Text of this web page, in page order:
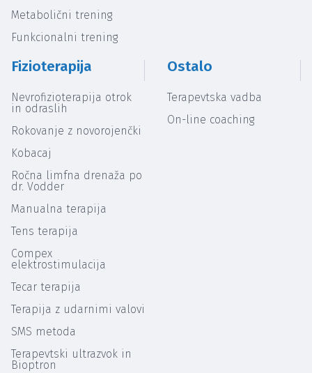
Metabolični trening
Funkcionalni trening
Fizioterapija
Nevrofizioterapija otrok
in odraslih
Rokovanje z novorojenčki
Kobacaj
Ročna limfna drenaža po
dr. Vodder
Manualna terapija
Tens terapija
Compex
elektrostimulacija
Tecar terapija
Terapija z udarnimi valovi
SMS metoda
Terapevtski ultrazvok in
Bioptron
Ostalo
Terapevtska vadba
On-line coaching